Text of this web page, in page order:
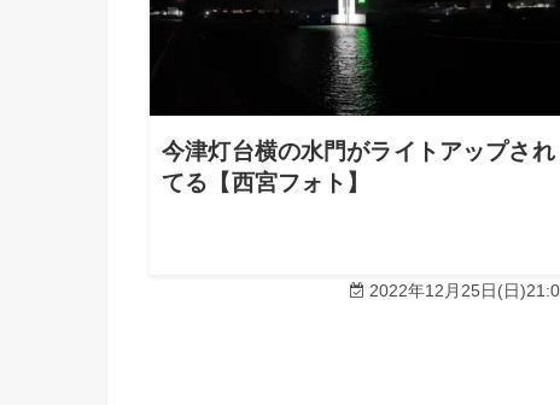
今津灯台横の水門がライトアップされ
てる【西宮フォト】
2022年12月25日(日